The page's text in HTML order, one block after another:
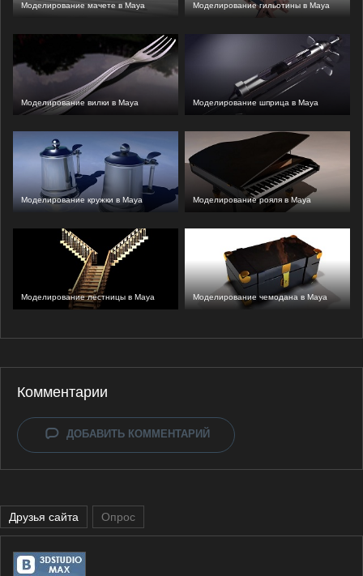
Моделирование мачете в Maya Моделирование гильотины в Maya
Моделирование вилки в Maya Моделирование шприца в Maya
Моделирование кружки в Maya Моделирование рояля в Maya
Моделирование лестницы в Maya Моделирование чемодана в Maya
Комментарии
ДОБАВИТЬ КОММЕНТАРИЙ
Друзья сайта Опрос